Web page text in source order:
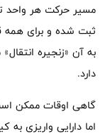
مسیر حرکت هر واحد
ثبت شده و برای همه
به آن «زنجیره
دارد.
گاهی اوقات ممکن
اما دارایی واریزی